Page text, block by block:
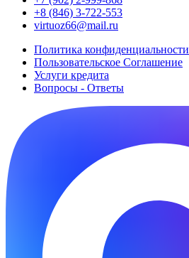
+8 (846) 3-722-553
virtuoz66@mail.ru
Политика конфиденциальности
Пользовательское Cоглашение
Услуги кредита
Вопросы - Ответы